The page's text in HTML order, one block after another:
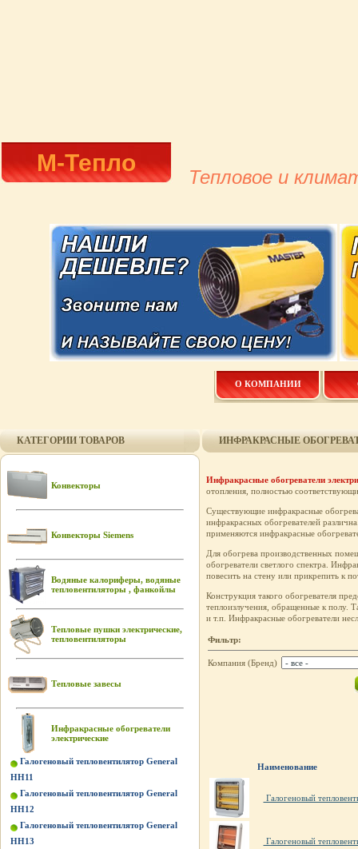
М-Тепло
Тепловое и
О КОМПАНИИ
КАТЕГОРИИ ТОВАРОВ
Конвекторы
Конвекторы Siemens
Водяные калориферы, водяные
тепловентиляторы , фанкойлы
Тепловые пушки электрические,
тепловентиляторы
Тепловые завесы
Инфракрасные обогреватели
электрические
Галогеновый тепловентилятор General
HH11
Галогеновый тепловентилятор General
HH12
Галогеновый тепловентилятор General
HH13
ИНФРАКРАСНЫЕ
Инфракрасные обогреватели
отопления, полностью
Существующие инфракрасные
инфракрасных обогревателей
применяются инфракрасные
Для обогрева производственных
обогреватели светлого спектра.
повесить на стену или прикрепить к
Конструкция такого обогревателя
теплоизлучения, обращенные к полу.
и т.п. Инфракрасные обогреватели
Фильтр:
Компания (Бренд)
Наименование
Галогеновый
Галогеновый